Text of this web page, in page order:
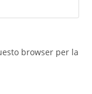
browser per la